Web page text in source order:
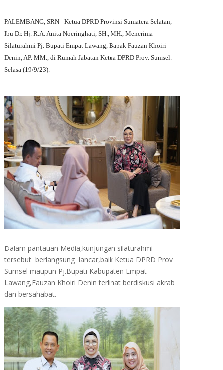
PALEMBANG, SRN - Ketua DPRD Provinsi Sumatera Selatan,
Ibu Dr. Hj. R.A. Anita Noeringhati, SH., MH., Menerima
Silaturahmi Pj. Bupati Empat Lawang, Bapak Fauzan Khoiri
Denin, AP. MM., di Rumah Jabatan Ketua DPRD Prov. Sumsel.
Selasa (19/9/23).
Dalam pantauan Media,kunjungan silaturahmi
tersebut berlangsung lancar,baik Ketua DPRD Prov
Sumsel maupun Pj.Bupati Kabupaten Empat
Lawang,Fauzan Khoiri Denin terlihat berdiskusi akrab
dan bersahabat.